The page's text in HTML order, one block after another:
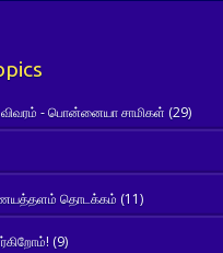
விவரம் - பொன்னையா சாமிகள் (29)
தொடக்கம் (11)
(9)